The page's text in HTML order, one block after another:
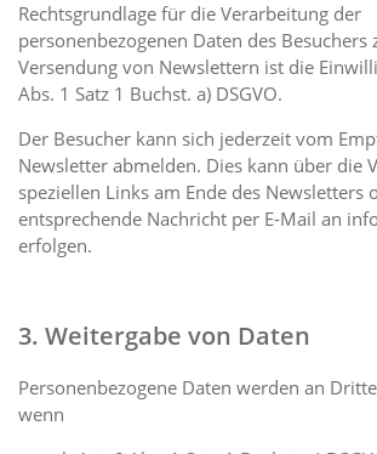
Rechtsgrundlage für die Verarbeitung der
personenbezogenen Daten des Besuchers
Versendung von Newslettern ist die
Abs. 1 Satz 1 Buchst. a) DSGVO.
Der Besucher kann sich jederzeit vom
Newsletter abmelden. Dies kann über die
speziellen Links am Ende des Newsletters
entsprechende Nachricht per E-Mail an
erfolgen.
3. Weitergabe von Daten
Personenbezogene Daten werden an
wenn